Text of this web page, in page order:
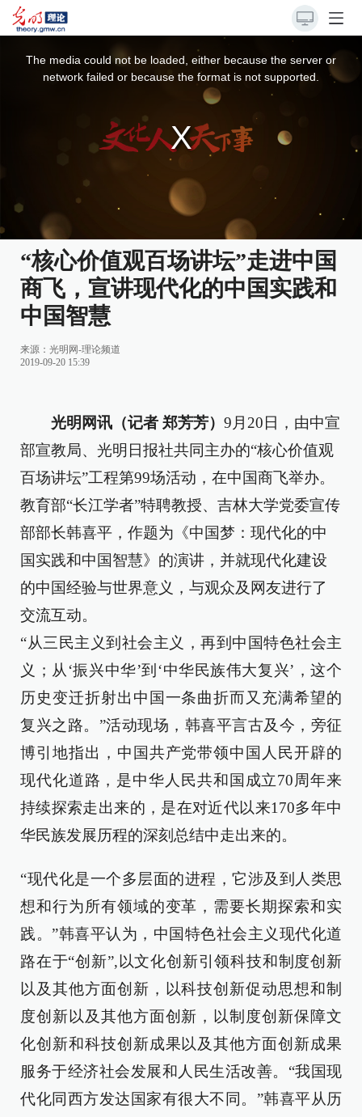
The media could not be loaded, either because the server or
network failed or because the format is not supported.
“核心价值观百场讲坛”走进中国
商飞，宣讲现代化的中国实践和
中国智慧
来源： 光明网-理论频道
2019-09-20 15:39
光明网讯（记者 郑芳芳） 9月20日，由中宣
部宣教局、光明日报社共同主办的“核心价值观
百场讲坛”工程第99场活动，在中国商飞举办。
教育部“长江学者”特聘教授、吉林大学党委宣传
部部长韩喜平，作题为《中国梦：现代化的中
国实践和中国智慧》的演讲，并就现代化建设
的中国经验与世界意义，与观众及网友进行了
交流互动。
“从三民主义到社会主义，再到中国特色社会主
义；从‘振兴中华’到‘中华民族伟大复兴’，这个
历史变迁折射出中国一条曲折而又充满希望的
复兴之路。”活动现场，韩喜平言古及今，旁征
博引地指出，中国共产党带领中国人民开辟的
现代化道路，是中华人民共和国成立70周年来
持续探索走出来的，是在对近代以来170多年中
华民族发展历程的深刻总结中走出来的。
“现代化是一个多层面的进程，它涉及到人类思
想和行为所有领域的变革，需要长期探索和实
践。”韩喜平认为，中国特色社会主义现代化道
路在于“创新”,以文化创新引领科技和制度创新
以及其他方面创新，以科技创新促动思想和制
度创新以及其他方面创新，以制度创新保障文
化创新和科技创新成果以及其他方面创新成果
服务于经济社会发展和人民生活改善。“我国现
代化同西方发达国家有很大不同。”韩喜平从历